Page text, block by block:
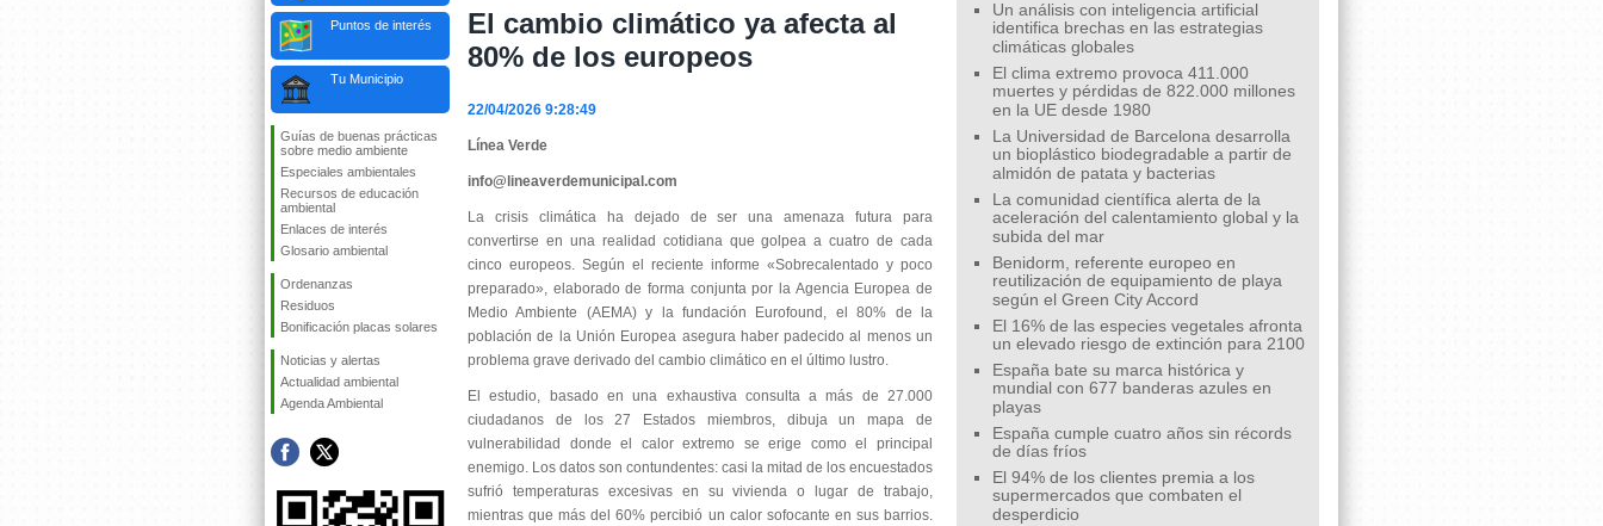
Puntos de interés
Tu Municipio
Guías de buenas prácticas
sobre medio ambiente
Especiales ambientales
Recursos de educación
ambiental
Enlaces de interés
Glosario ambiental
Ordenanzas
Residuos
Bonificación placas solares
Noticias y alertas
Actualidad ambiental
Agenda Ambiental
El cambio climático ya afecta al
80% de los europeos
22/04/2026 9:28:49
Línea Verde
info@lineaverdemunicipal.com
La crisis climática ha dejado de ser una amenaza futura para
convertirse en una realidad cotidiana que golpea a cuatro de cada
cinco europeos. Según el reciente informe «Sobrecalentado y poco
preparado», elaborado de forma conjunta por la Agencia Europea de
Medio Ambiente (AEMA) y la fundación Eurofound, el 80% de la
población de la Unión Europea asegura haber padecido al menos un
problema grave derivado del cambio climático en el último lustro.
El estudio, basado en una exhaustiva consulta a más de 27.000
ciudadanos de los 27 Estados miembros, dibuja un mapa de
vulnerabilidad donde el calor extremo se erige como el principal
enemigo. Los datos son contundentes: casi la mitad de los encuestados
sufrió temperaturas excesivas en su vivienda o lugar de trabajo,
mientras que más del 60% percibió un calor sofocante en sus barrios.
Un análisis con inteligencia artificial
identifica brechas en las estrategias
climáticas globales
El clima extremo provoca 411.000
muertes y pérdidas de 822.000 millones
en la UE desde 1980
La Universidad de Barcelona desarrolla
un bioplástico biodegradable a partir de
almidón de patata y bacterias
La comunidad científica alerta de la
aceleración del calentamiento global y la
subida del mar
Benidorm, referente europeo en
reutilización de equipamiento de playa
según el Green City Accord
El 16% de las especies vegetales afronta
un elevado riesgo de extinción para 2100
España bate su marca histórica y
mundial con 677 banderas azules en
playas
España cumple cuatro años sin récords
de días fríos
El 94% de los clientes premia a los
supermercados que combaten el
desperdicio